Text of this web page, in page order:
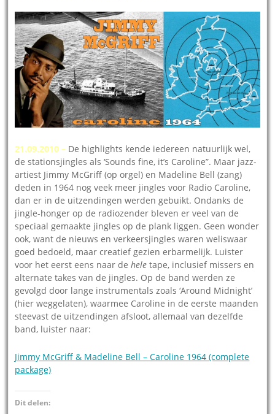
21.09.2010 – De highlights kende iedereen natuurlijk wel,
de stationsjingles als ‘Sounds fine, it’s Caroline”. Maar jazz-
artiest Jimmy McGriff (op orgel) en Madeline Bell (zang)
deden in 1964 nog veek meer jingles voor Radio Caroline,
dan er in de uitzendingen werden gebuikt. Ondanks de
jingle-honger op de radiozender bleven er veel van de
speciaal gemaakte jingles op de plank liggen. Geen wonder
ook, want de nieuws en verkeersjingles waren weliswaar
goed bedoeld, maar creatief gezien erbarmelijk. Luister
voor het eerst eens naar de hele tape, inclusief missers en
alternate takes van de jingles. Op de band werden ze
gevolgd door lange instrumentals zoals ‘Around Midnight’
(hier weggelaten), waarmee Caroline in de eerste maanden
steevast de uitzendingen afsloot, allemaal van dezelfde
band, luister naar:
Jimmy McGriff & Madeline Bell – Caroline 1964 (complete
package)
Dit delen: